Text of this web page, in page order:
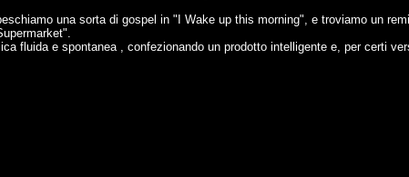
una sorta di gospel in "I Wake up this morning", e troviamo un
fluida e spontanea , confezionando un prodotto intelligente e, per certi